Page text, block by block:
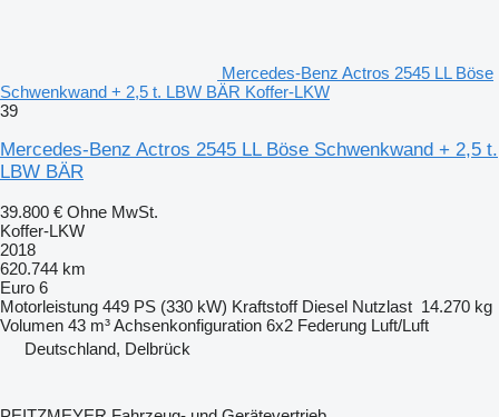
Mercedes-Benz Actros 2545 LL Böse
Schwenkwand + 2,5 t. LBW BÄR Koffer-LKW
39
Mercedes-Benz Actros 2545 LL Böse Schwenkwand + 2,5 t.
LBW BÄR
39.800 € Ohne MwSt.
Koffer-LKW
2018
620.744 km
Euro 6
Motorleistung 449 PS (330 kW) Kraftstoff Diesel Nutzlast 14.270 kg
Volumen 43 m³Achsenkonfiguration 6x2 Federung Luft/Luft
Deutschland, Delbrück